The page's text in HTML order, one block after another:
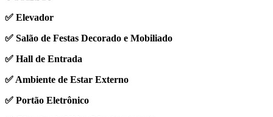
✅ Elevador
✅ Salão de Festas Decorado e Mobiliado
✅ Hall de Entrada
✅ Ambiente de Estar Externo
✅ Portão Eletrônico